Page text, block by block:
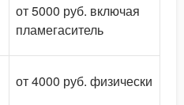
от 5000 руб. включая
пламегаситель
от 4000 руб. физически